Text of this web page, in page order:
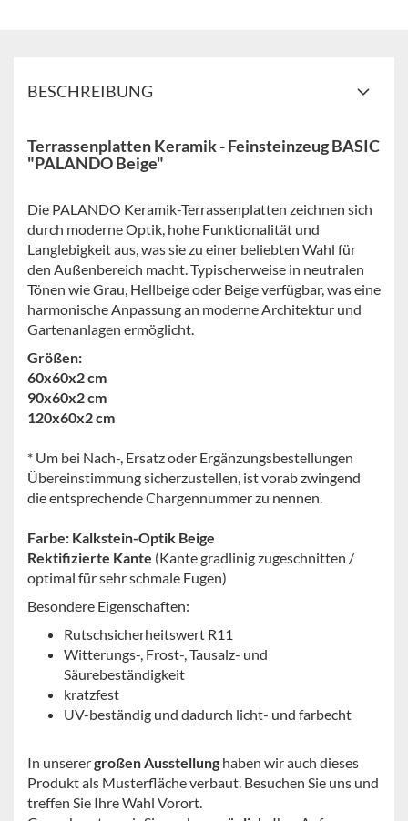
BESCHREIBUNG
Terrassenplatten Keramik - Feinsteinzeug BASIC
"PALANDO Beige"
Die PALANDO Keramik-Terrassenplatten zeichnen sich
durch moderne Optik, hohe Funktionalität und
Langlebigkeit aus, was sie zu einer beliebten Wahl für
den Außenbereich macht. Typischerweise in neutralen
Tönen wie Grau, Hellbeige oder Beige verfügbar, was eine
harmonische Anpassung an moderne Architektur und
Gartenanlagen ermöglicht.
Größen:
60x60x2 cm
90x60x2 cm
120x60x2 cm
* Um bei Nach-, Ersatz oder Ergänzungsbestellungen
Übereinstimmung sicherzustellen, ist vorab zwingend
die entsprechende Chargennummer zu nennen.
Farbe: Kalkstein-Optik Beige
Rektifizierte Kante (Kante gradlinig zugeschnitten /
optimal für sehr schmale Fugen)
Besondere Eigenschaften:
Rutschsicherheitswert R11
Witterungs-, Frost-, Tausalz- und
Säurebeständigkeit
kratzfest
UV-beständig und dadurch licht- und farbecht
In unserergroßen Ausstellung haben wir auch dieses
Produkt als Musterfläche verbaut. Besuchen Sie uns und
treffen Sie Ihre Wahl Vorort.